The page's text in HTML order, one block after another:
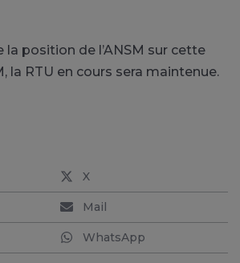
la position de l’ANSM sur cette
la RTU en cours sera maintenue.
X
Mail
WhatsApp